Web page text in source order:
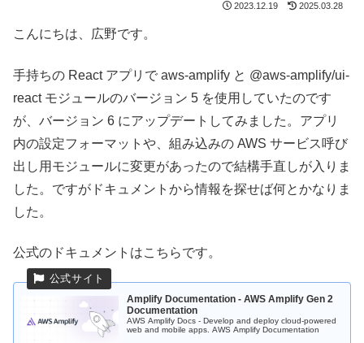
2023.12.19 2025.03.28
こんにちは、広野です。
手持ちの React アプリで aws-amplify と @aws-amplify/ui-
react モジュールのバージョン 5 を使用していたのです
が、バージョン 6 にアップデートしてみました。アプリ
内の設定フォーマットや、組み込みの AWS サービス呼び
出し用モジュールに変更があったので結構手直しが入りま
した。ですがドキュメントから情報を探せば何とかなりま
した。
公式のドキュメントはこちらです。
Amplify Documentation - AWS Amplify Gen 2
Documentation
AWS Amplify Docs - Develop and deploy cloud-powered
web and mobile apps. AWS Amplify Documentation